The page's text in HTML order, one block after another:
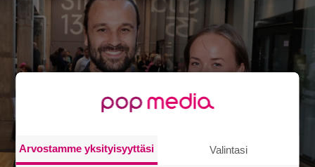
Arvostamme yksityisyyttäsi Valintasi